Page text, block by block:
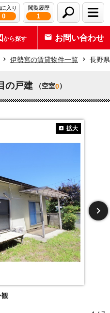
に入り
0
閲覧履歴
1
から探す お問い合わせ
伊勢宮の賃貸物件一覧 長野
の戸建 （空室0）
観
拡大